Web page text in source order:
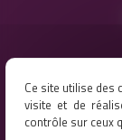
Ce site utilise des
visite et de
contrôle sur ceux
Restez